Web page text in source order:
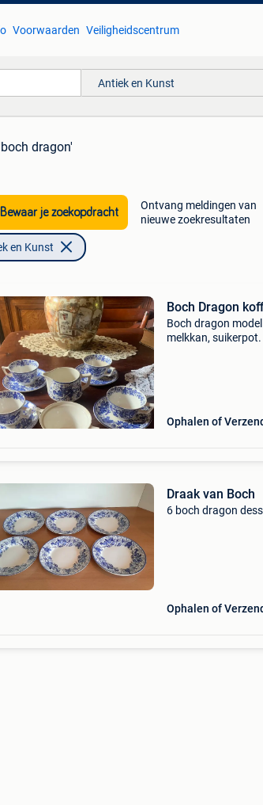
Voorwaarden Veiligheidscentrum
Antiek en Kunst
dragon'
Bewaar je zoekopdracht
Ontvang meldingen van
nieuwe zoekresultaten
en Kunst
Boch Dragon
Boch dragon
melkkan,
Ophalen of
Draak van Boch
6 boch dragon
Ophalen of